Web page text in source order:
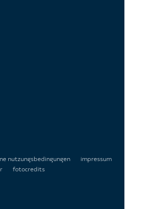
nutzungsbedingungen
impressum
fotocredits